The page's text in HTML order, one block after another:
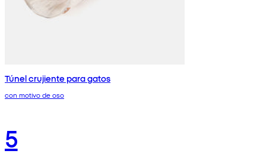
Túnel crujiente para gatos
con motivo de oso
5